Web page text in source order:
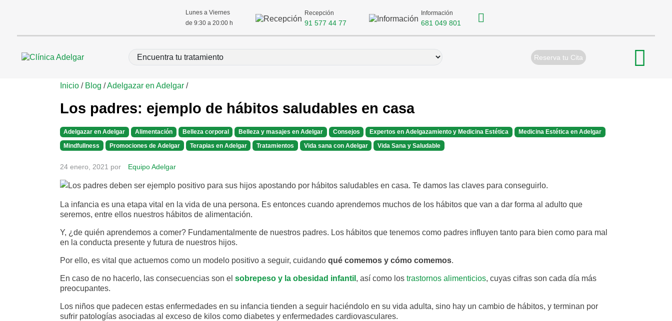
Lunes a Viernes
de 9:30 a 20:00 h
Recepción
91 577 44 77
Información
681 049 801
Reserva tu Cita
Inicio/ Blog /Adelgazar en Adelgar/
Los padres: ejemplo de hábitos saludables en casa
Adelgazar en Adelgar Alimentación Belleza corporal Belleza y masajes en Adelgar Consejos Expertos en Adelgazamiento y Medicina Estética
Medicina Estética en Adelgar
Mindfullness
Promociones de Adelgar Terapias en Adelgar Tratamientos Vida sana con Adelgar Vida Sana y Saludable
24 enero, 2021 por Equipo Adelgar
La infancia es una etapa vital en la vida de una persona. Es entonces cuando aprendemos muchos de los hábitos que van a dar forma al adulto que
seremos, entre ellos nuestros hábitos de alimentación.
Y, ¿de quién aprendemos a comer? Fundamentalmente de nuestros padres. Los hábitos que tenemos como padres influyen tanto para bien como para mal
en la conducta presente y futura de nuestros hijos.
Por ello, es vital que actuemos como un modelo positivo a seguir, cuidando qué comemos y cómo comemos.
En caso de no hacerlo, las consecuencias son el sobrepeso y la obesidad infantil , así como los trastornos alimenticios, cuyas cifras son cada día más
preocupantes.
Los niños que padecen estas enfermedades en su infancia tienden a seguir haciéndolo en su vida adulta, sino hay un cambio de hábitos, y terminan por
sufrir patologías asociadas al exceso de kilos como diabetes y enfermedades cardiovasculares.